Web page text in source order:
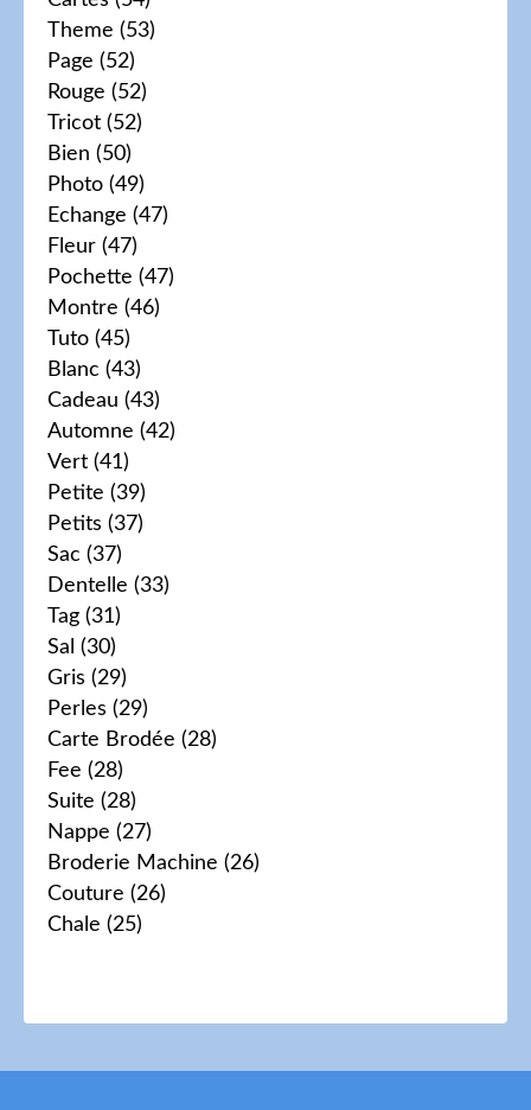
Theme (53)
Page (52)
Rouge (52)
Tricot (52)
Bien (50)
Photo (49)
Echange (47)
Fleur (47)
Pochette (47)
Montre (46)
Tuto (45)
Blanc (43)
Cadeau (43)
Automne (42)
Vert (41)
Petite (39)
Petits (37)
Sac (37)
Dentelle (33)
Tag (31)
Sal (30)
Gris (29)
Perles (29)
Carte Brodée (28)
Fee (28)
Suite (28)
Nappe (27)
Broderie Machine (26)
Couture (26)
Chale (25)